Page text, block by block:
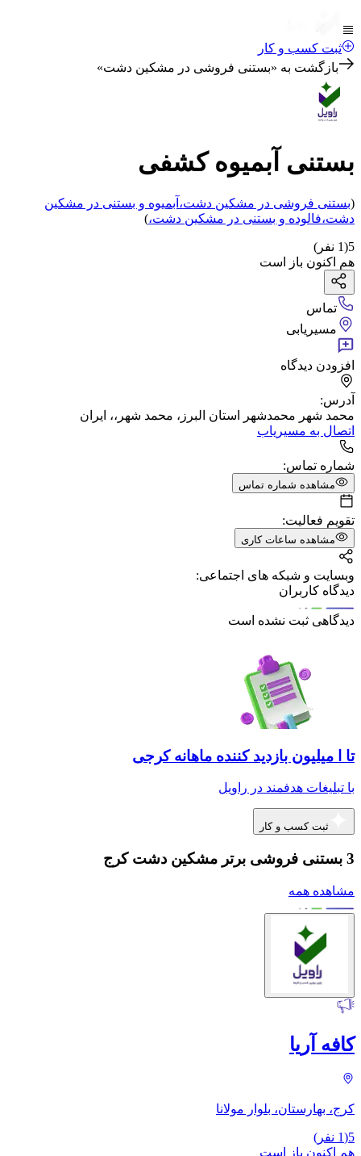
ثبت کسب و کار
بازگشت به «بستنی فروشی در مشکین دشت»
بستنی آبمیوه کشفی
(بستنی فروشی در مشکین دشت، آبمیوه و بستنی در مشکین
دشت،فالوده و بستنی در مشکین دشت،)
5
(
1 نفر)
هم اکنون باز است
تماس
مسیریابی
افزودن دیدگاه
آدرس:
محمد شهر محمدشهر استان البرز، محمد شهر،، ایران
اتصال به مسیریاب
شماره تماس:
مشاهده شماره تماس
تقویم فعالیت:
مشاهده ساعات کاری
وبسایت و شبکه های اجتماعی:
دیدگاه کاربران
دیدگاهی ثبت نشده است
تا ا میلیون بازدید کننده ماهانه کرجی
با تبلیغات هدفمند در راویل
ثبت کسب و کار
3 بستنی فروشی برتر مشکین دشت کرج
مشاهده همه
کافه آریا
کرج، بهارستان، بلوار مولانا
5
(
1 نفر)
هم اکنون باز است